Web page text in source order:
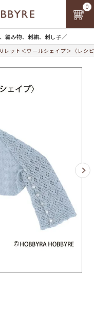
編み物、刺繍、刺し子／
0
レット＜ウールシェイプ＞（レシ